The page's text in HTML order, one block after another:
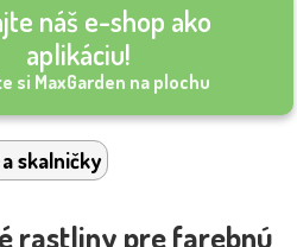
náš e-shop ako
aplikáciu!
si MaxGarden na plochu
skalničky
rastliny pre farebnú